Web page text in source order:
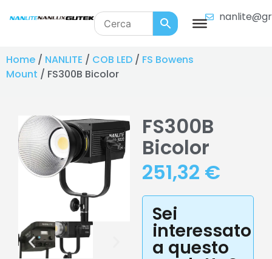
Home / NANLITE / COB LED / FS Bowens
Mount / FS300B Bicolor
FS300B
Bicolor
251,32 €
Sei
interessato
a questo